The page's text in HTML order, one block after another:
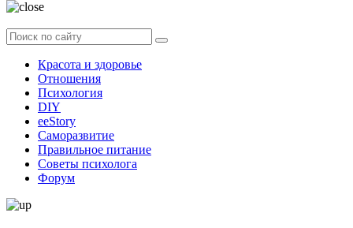
Красота и здоровье
Отношения
Психология
DIY
ееStory
Саморазвитие
Правильное питание
Советы психолога
Форум